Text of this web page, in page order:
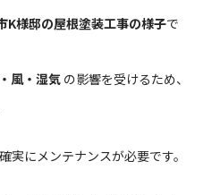
K様邸の屋根塗装工事の様子で
風・湿気 の影響を受けるため、
実にメンテナンスが必要です。